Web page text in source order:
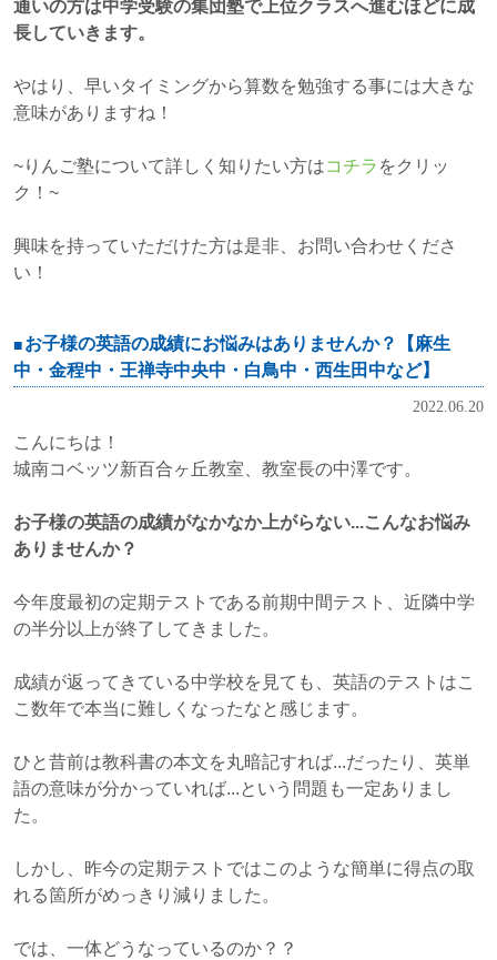
通いの方は中学受験の集団塾で上位クラスへ進むほどに成
長していきます。
やはり、早いタイミングから算数を勉強する事には大きな
意味がありますね！
~りんご塾について詳しく知りたい方はコチラ をクリッ
ク！~
興味を持っていただけた方は是非、お問い合わせくださ
い！
お子様の英語の成績にお悩みはありませんか？【麻生
中・金程中・王禅寺中央中・白鳥中・西生田中など】
2022.06.20
こんにちは！
城南コベッツ新百合ヶ丘教室、教室長の中澤です。
お子様の英語の成績がなかなか上がらない...こんなお悩み
ありませんか？
今年度最初の定期テストである前期中間テスト、近隣中学
の半分以上が終了してきました。
成績が返ってきている中学校を見ても、英語のテストはこ
こ数年で本当に難しくなったなと感じます。
ひと昔前は教科書の本文を丸暗記すれば...だったり、英単
語の意味が分かっていれば...という問題も一定ありまし
た。
しかし、昨今の定期テストではこのような簡単に得点の取
れる箇所がめっきり減りました。
では、一体どうなっているのか？？